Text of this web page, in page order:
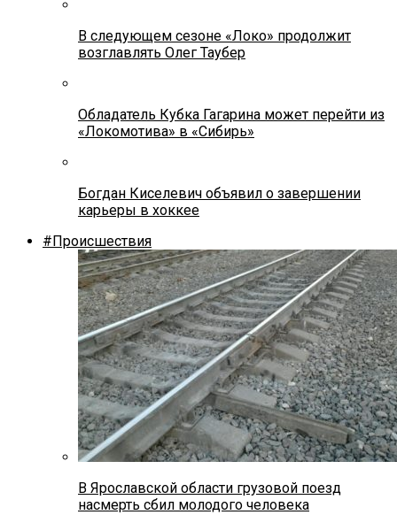
В следующем сезоне «Локо» продолжит
возглавлять Олег Таубер
Обладатель Кубка Гагарина может перейти из
«Локомотива» в «Сибирь»
Богдан Киселевич объявил о завершении
карьеры в хоккее
#Происшествия
В Ярославской области грузовой поезд
насмерть сбил молодого человека